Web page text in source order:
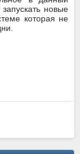
новые
которая не